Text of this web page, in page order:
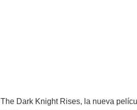
The Dark Knight Rises, la nueva